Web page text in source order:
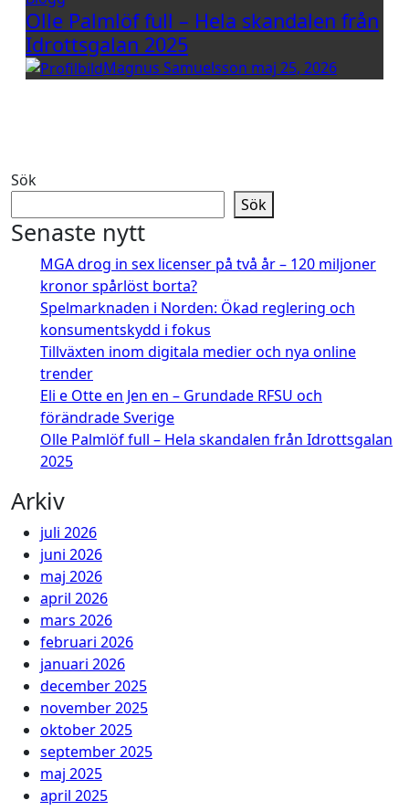
Olle Palmlöf full – Hela skandalen från
Idrottsgalan 2025
Magnus Samuelsson maj 25, 2026
Sök
Sök
Senaste nytt
MGA drog in sex licenser på två år – 120 miljoner
kronor spårlöst borta?
Spelmarknaden i Norden: Ökad reglering och
konsumentskydd i fokus
Tillväxten inom digitala medier och nya online
trender
Eli e Otte en Jen en – Grundade RFSU och
förändrade Sverige
Olle Palmlöf full – Hela skandalen från Idrottsgalan
2025
Arkiv
juli 2026
juni 2026
maj 2026
april 2026
mars 2026
februari 2026
januari 2026
december 2025
november 2025
oktober 2025
september 2025
maj 2025
april 2025